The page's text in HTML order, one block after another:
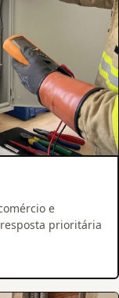
e
prioritária